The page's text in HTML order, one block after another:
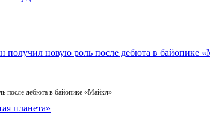
после дебюта в байопике «Майкл»